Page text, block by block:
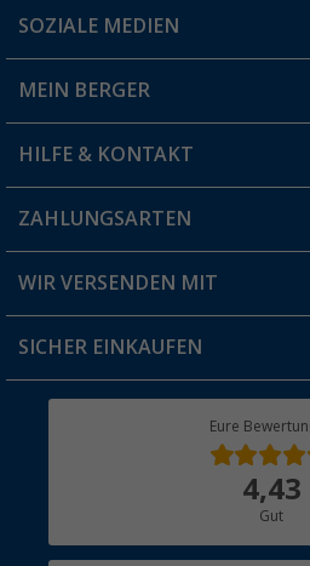
Du hast eine Frage?
Filiale finden
SOZIALE MEDIEN
MEIN BERGER
Vorteilskarte
Blog
Jobs & Karriere
HILFE & KONTAKT
FAQ & Kontakt
Versandinformationen
Rücksendung
ZAHLUNGSARTEN
WIR VERSENDEN MIT
SICHER EINKAUFEN
Eure
4,43
Gut